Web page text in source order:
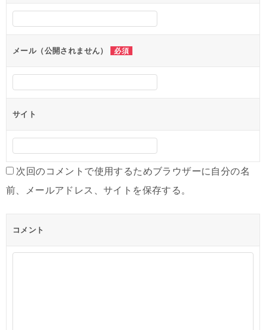
シ
ョ
ンメール（公開されません） 必須
サイト
次回のコメントで使用するためブラウザーに自分の名
前、メールアドレス、サイトを保存する。
コメント